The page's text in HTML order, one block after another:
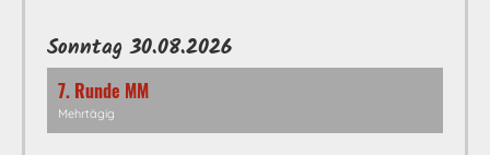
Sonntag 30.08.2026
7. Runde MM
Mehrtägig